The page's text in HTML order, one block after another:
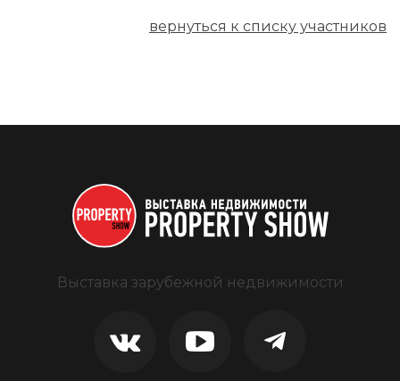
вернуться к списку участников
Выставка зарубежной недвижимости